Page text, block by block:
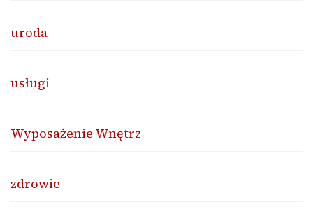
uroda
usługi
Wyposażenie Wnętrz
zdrowie